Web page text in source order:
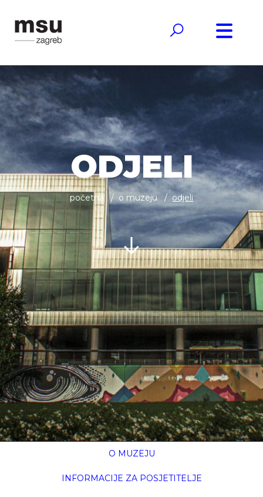
ODJELI
početna o muzeju odjeli
O MUZEJU
INFORMACIJE ZA POSJETITELJE